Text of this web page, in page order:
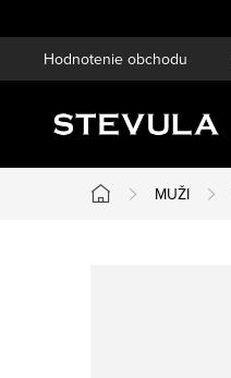
na
Hodnotenie obchodu
Domov
MUŽI